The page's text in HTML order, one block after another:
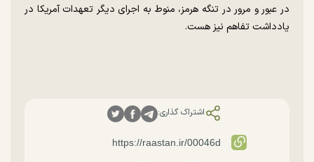
در عبور و مرور در تنگه هرمز، منوط به اجرای دیگر تعهدات آمریکا در
یادداشت تفاهم نیز هست.
اشتراک گذاری: